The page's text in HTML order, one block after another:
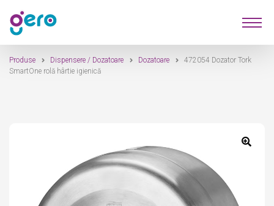
Sari
la
navigare
Sari
la
conținut
Produse
Furnizori
Produse Dispensere / Dozatoare Dozatoare
472054 Dozator Tork
SmartOne rolă hârtie igienică